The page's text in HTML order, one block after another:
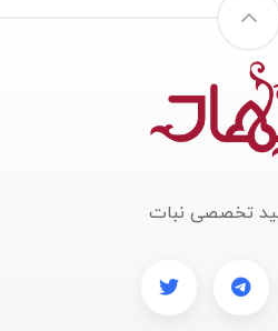
تخصصی نبات